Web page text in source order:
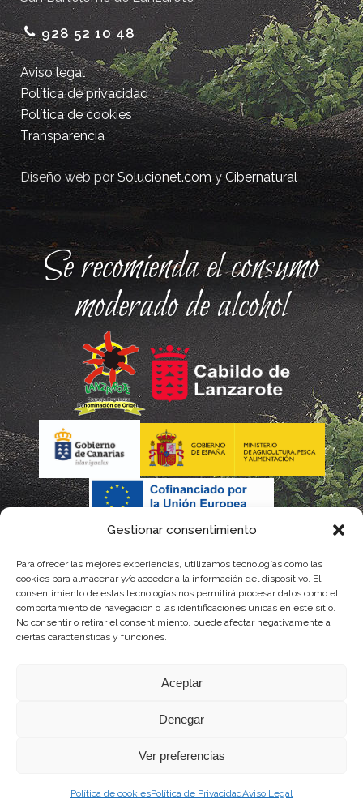
Gestionar consentimiento
Para ofrecer las mejores experiencias, utilizamos tecnologías como las
cookies para almacenar y/o acceder a la información del dispositivo. El
consentimiento de estas tecnologías nos permitirá procesar datos como el
comportamiento de navegación o las identificaciones únicas en este sitio.
No consentir o retirar el consentimiento, puede afectar negativamente a
ciertas características y funciones.
Aceptar
Denegar
Ver preferencias
Política de cookiesPolítica de PrivacidadAviso Legal
928 52 10 48
Aviso legal
Política de privacidad
Política de cookies
Transparencia
Diseño web porSolucionet.comyCibernatural
Se recomienda el consumo
moderado de alcohol
La gestión de la DOP Lanzarote realizada por este Consejo Regulador es financiada,
con fondos provenientes del presupuesto de gastos del Instituto Canario de
Calidad Agroalimentaria